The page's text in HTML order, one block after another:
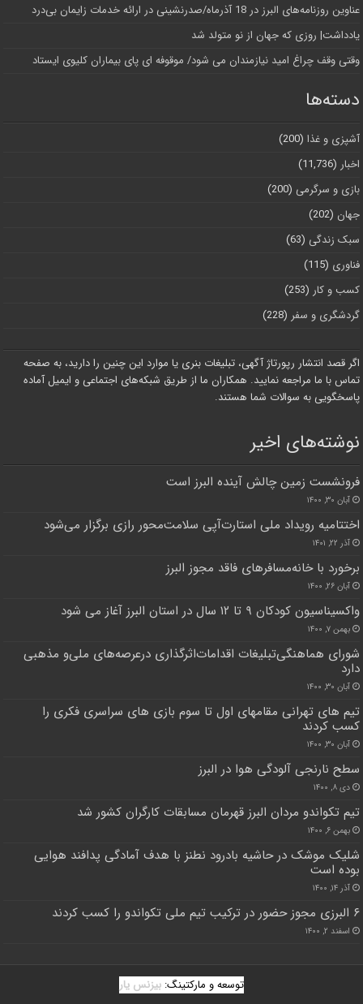
عناوین روزنامه‌های البرز در ‌18 آذرماه/صدرنشینی در ارائه خدمات زایمان بی‌درد
یادداشت| روزی که جهان از نو متولد شد
وقتی وقف چراغ امید نیازمندان می شود/ موقوفه ای پای بیماران کلیوی ایستاد
دسته‌ها
آشپزی و غذا (200)
اخبار (11,736)
بازی و سرگرمی (200)
جهان (202)
سبک زندگی (63)
فناوری (115)
کسب و کار (253)
گردشگری و سفر (228)
اگر قصد انتشار رپورتاژ آگهی، تبلیغات بنری یا موارد این چنین را دارید، به صفحه
تماس با ما مراجعه نمایید. همکاران ما از طریق شبکه‌های اجتماعی و ایمیل آماده
پاسخگویی به سوالات شما هستند.
نوشته‌های اخیر
فرونشست زمین چالش آینده البرز است
آبان ۳۰, ۱۴۰۰
اختتامیه رویداد ملی استارت‌آپی سلامت‌محور رازی برگزار می‌شود
آذر ۲۲, ۱۴۰۱
برخورد با خانه‌مسافرهای فاقد مجوز البرز
آبان ۲۶, ۱۴۰۰
واکسیناسیون کودکان ۹ تا ۱۲ سال در استان البرز آغاز می شود
بهمن ۷, ۱۴۰۰
شورای‌ هماهنگی‌تبلیغات‌ اقدامات‌اثرگذاری‌ درعرصه‌های ملی‌و مذهبی‌
دارد
آبان ۳۰, ۱۴۰۰
تیم های تهرانی مقامهای اول تا سوم بازی های سراسری فکری را
کسب کردند
آبان ۳۰, ۱۴۰۰
سطح نارنجی آلودگی هوا در البرز
دی ۸, ۱۴۰۰
تیم تکواندو مردان البرز قهرمان مسابقات کارگران کشور شد
بهمن ۶, ۱۴۰۰
شلیک موشک در حاشیه بادرود نطنز با هدف آمادگی پدافند هوایی
بوده است
آذر ۱۴, ۱۴۰۰
۶ البرزی مجوز حضور در ترکیب تیم ملی تکواندو را کسب کردند
اسفند ۲, ۱۴۰۰
توسعه و مارکتینگ: بیزنس یار